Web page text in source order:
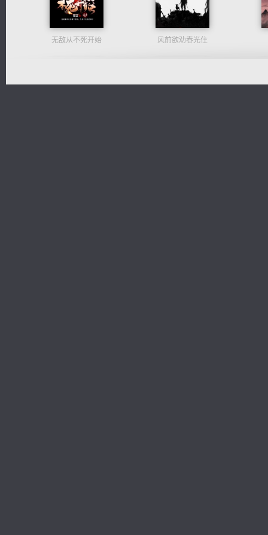
无敌从不死开始 风前欲劝春光住